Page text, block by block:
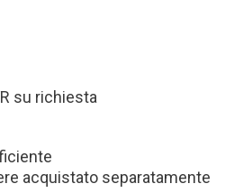
su richiesta
acquistato separatamente